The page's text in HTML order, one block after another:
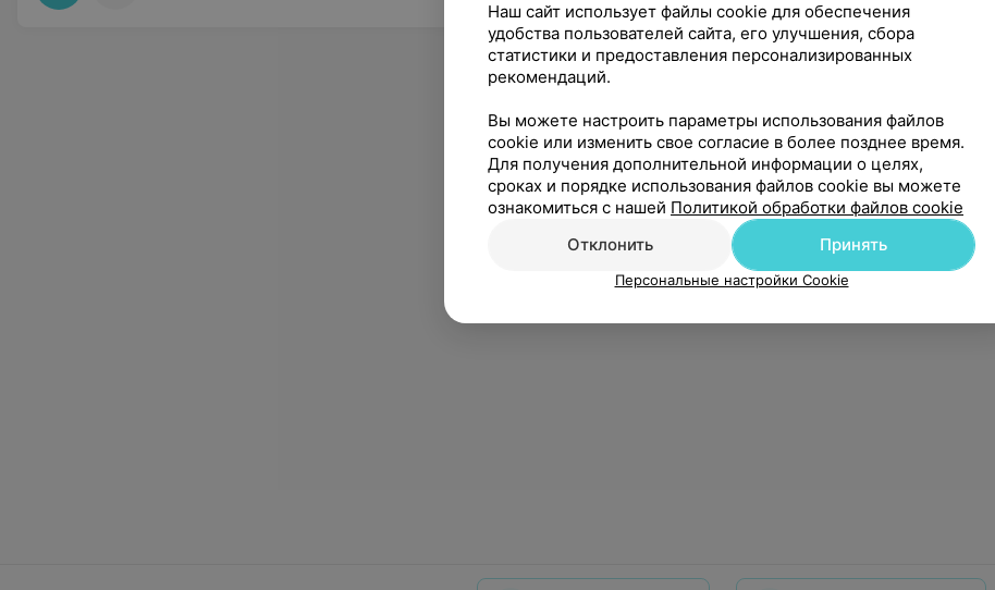
Наш сайт использует файлы cookie для обеспечения
удобства пользователей сайта, его улучшения, сбора
статистики и предоставления персонализированных
рекомендаций.
Вы можете настроить параметры использования файлов
cookie или изменить свое согласие в более позднее время.
Для получения дополнительной информации о целях,
сроках и порядке использования файлов cookie вы можете
ознакомиться с нашей Политикой обработки файлов cookie
Отклонить
Принять
Персональные настройки Cookie